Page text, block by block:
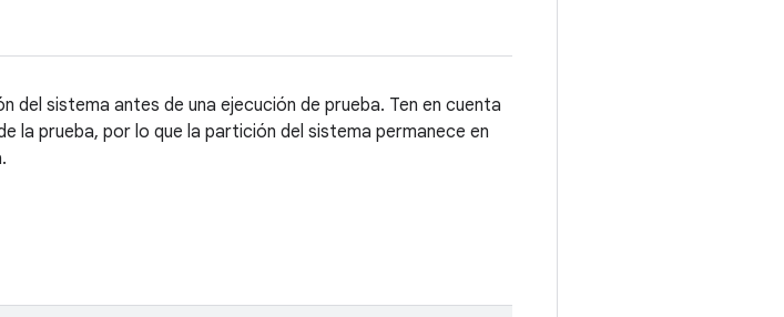
del sistema antes de una ejecución de prueba. Ten en cuenta
la prueba, por lo que la partición del sistema permanece en